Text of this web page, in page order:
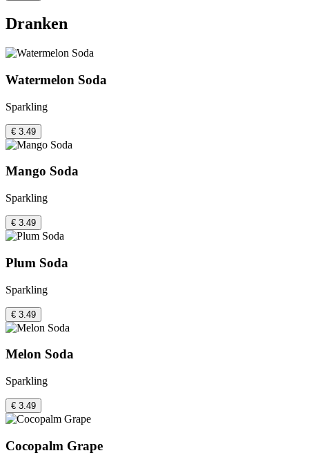
Dranken
Watermelon Soda
Sparkling
€ 3.49
Mango Soda
Sparkling
€ 3.49
Plum Soda
Sparkling
€ 3.49
Melon Soda
Sparkling
€ 3.49
Cocopalm Grape